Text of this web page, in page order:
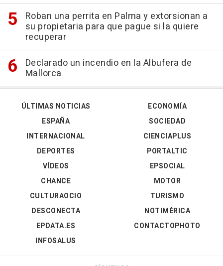
Roban una perrita en Palma y extorsionan a
su propietaria para que pague si la quiere
recuperar
Declarado un incendio en la Albufera de
Mallorca
ÚLTIMAS NOTICIAS
ESPAÑA
INTERNACIONAL
DEPORTES
VÍDEOS
ECONOMÍA
SOCIEDAD
CIENCIAPLUS
PORTALTIC
EPSOCIAL
CHANCE
CULTURAOCIO
DESCONECTA
EPDATA.ES
INFOSALUS
MOTOR
TURISMO
NOTIMÉRICA
CONTACTOPHOTO